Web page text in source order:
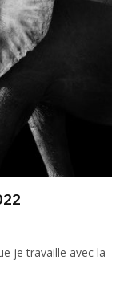
je travaille avec la